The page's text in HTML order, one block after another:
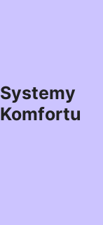
Systemy
Komfortu